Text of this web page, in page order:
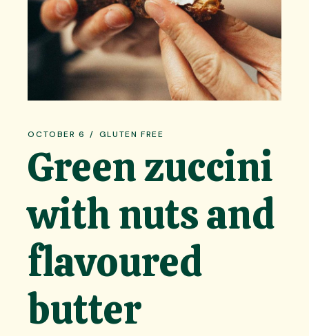
OCTOBER 6 GLUTEN FREE
Green zuccini
with nuts and
flavoured
butter